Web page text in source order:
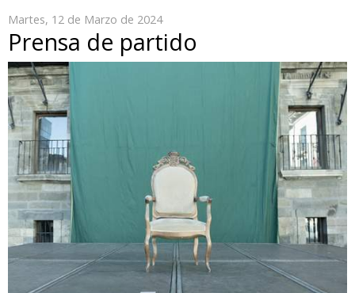
Martes, 12 de Marzo de 2024
Prensa de partido